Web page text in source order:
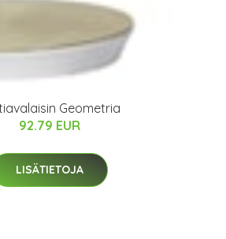
Geometria
92.79 EUR
LISÄTIETOJA